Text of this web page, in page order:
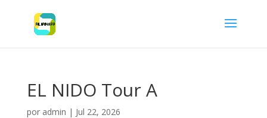
EL NIDO Tour A
por admin | Jul 22, 2026